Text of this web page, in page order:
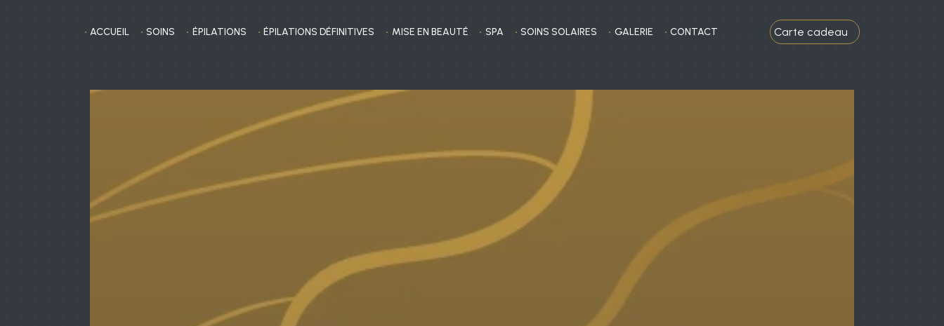
ACCUEIL SOINS ÉPILATIONS ÉPILATIONS DÉFINITIVES MISE EN BEAUTÉ SPA SOINS SOLAIRES GALERIE CONTACT Carte cadeau